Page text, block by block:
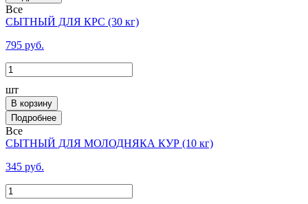
Все
СЫТНЫЙ ДЛЯ КРС (30 кг)
795 руб.
шт
В корзину
Все
СЫТНЫЙ ДЛЯ МОЛОДНЯКА КУР (10 кг)
345 руб.